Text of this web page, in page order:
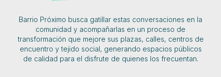
Barrio Próximo busca gatillar estas conversaciones en la
comunidad y acompañarlas en un proceso de
transformación que mejore sus plazas, calles, centros de
encuentro y tejido social, generando espacios públicos
de calidad para el disfrute de quienes los frecuentan.